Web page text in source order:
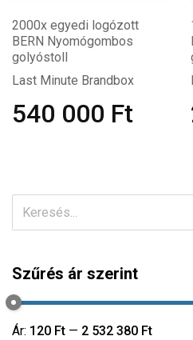
2000x egyedi logózott
BERN Nyomógombos
golyóstoll
Last Minute Brandbox
540 000 Ft
Szűrés ár szerint
Ár: 120 Ft — 2 532 380 Ft